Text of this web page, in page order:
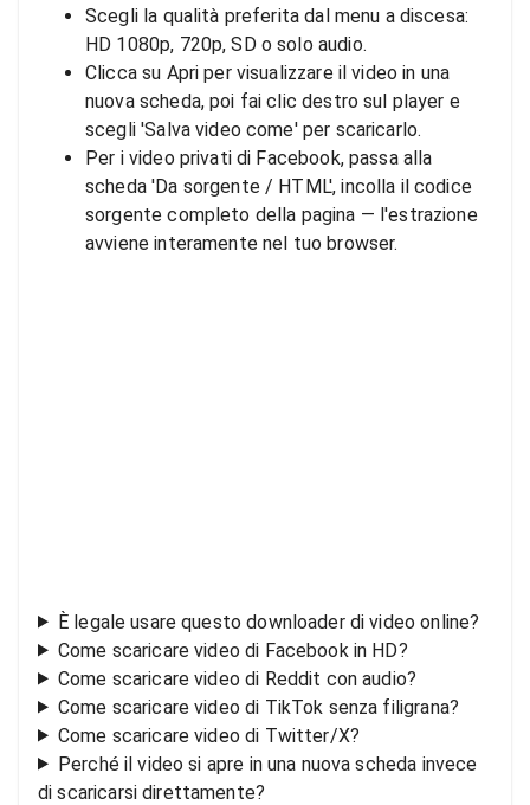
Scegli la qualità preferita dal menu a discesa:
HD 1080p, 720p, SD o solo audio.
Clicca su Apri per visualizzare il video in una
nuova scheda, poi fai clic destro sul player e
scegli 'Salva video come' per scaricarlo.
Per i video privati di Facebook, passa alla
scheda 'Da sorgente / HTML', incolla il codice
sorgente completo della pagina — l'estrazione
avviene interamente nel tuo browser.
È legale usare questo downloader di video online?
Come scaricare video di Facebook in HD?
Come scaricare video di Reddit con audio?
Come scaricare video di TikTok senza filigrana?
Come scaricare video di Twitter/X?
Perché il video si apre in una nuova scheda invece
di scaricarsi direttamente?